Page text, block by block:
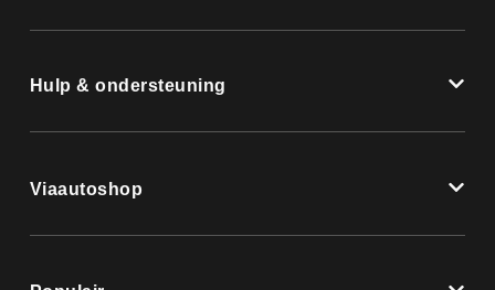
Hulp & ondersteuning
Viaautoshop